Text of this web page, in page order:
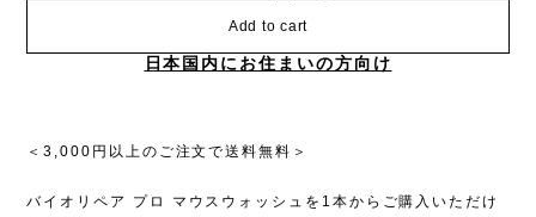
Add to cart
日本国内にお住まいの方向け
＜3,000円以上のご注文で送料無料＞
バイオリペア プロ マウスウォッシュを1本からご購入いただけ